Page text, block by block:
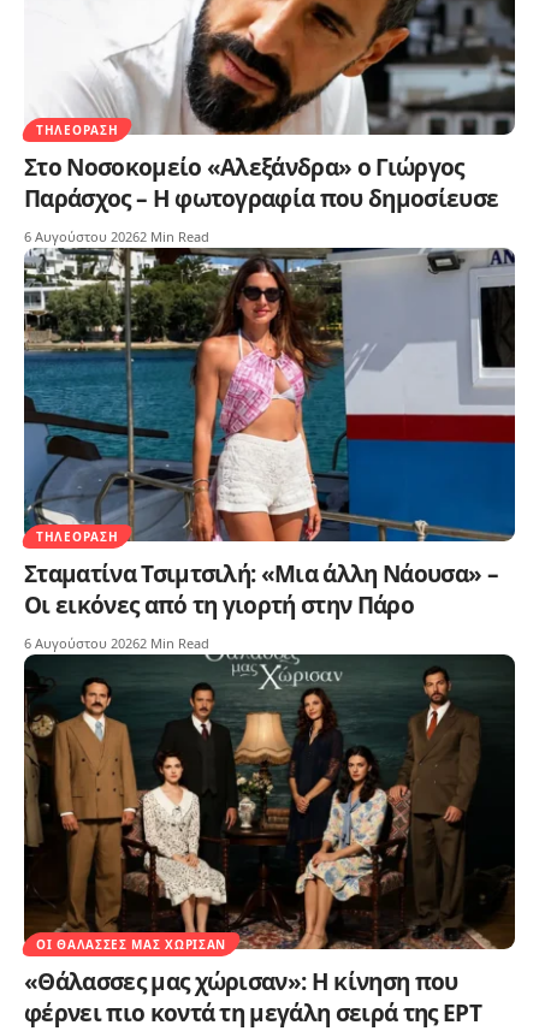
ΤΗΛΕΌΡΑΣΗ
Στο Νοσοκομείο «Αλεξάνδρα» ο Γιώργος
Παράσχος – Η φωτογραφία που δημοσίευσε
6 Αυγούστου 20262 Min Read
ΤΗΛΕΌΡΑΣΗ
Σταματίνα Τσιμτσιλή: «Μια άλλη Νάουσα» –
Οι εικόνες από τη γιορτή στην Πάρο
6 Αυγούστου 20262 Min Read
ΟΙ ΘΆΛΑΣΣΕΣ ΜΑΣ ΧΏΡΙΣΑΝ
«Θάλασσες μας χώρισαν»: Η κίνηση που
φέρνει πιο κοντά τη μεγάλη σειρά της ΕΡΤ